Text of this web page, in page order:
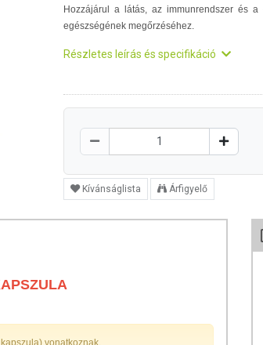
Hozzájárul a látás, az immunrendszer és a
egészségének megőrzéséhez.
Részletes leírás és specifikáció
Kívánságlista Árfigyelő
vonatkoznak.